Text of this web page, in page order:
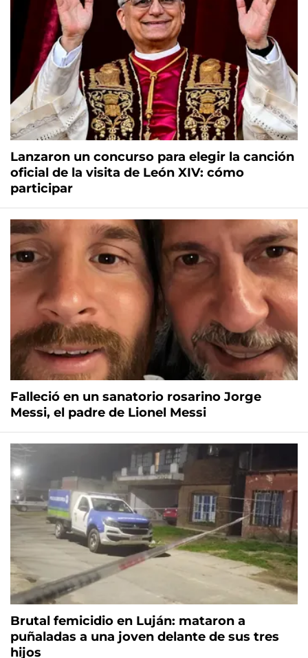
Lanzaron un concurso para elegir la canción
oficial de la visita de León XIV: cómo
participar
Falleció en un sanatorio rosarino Jorge
Messi, el padre de Lionel Messi
Brutal femicidio en Luján: mataron a
puñaladas a una joven delante de sus tres
hijos